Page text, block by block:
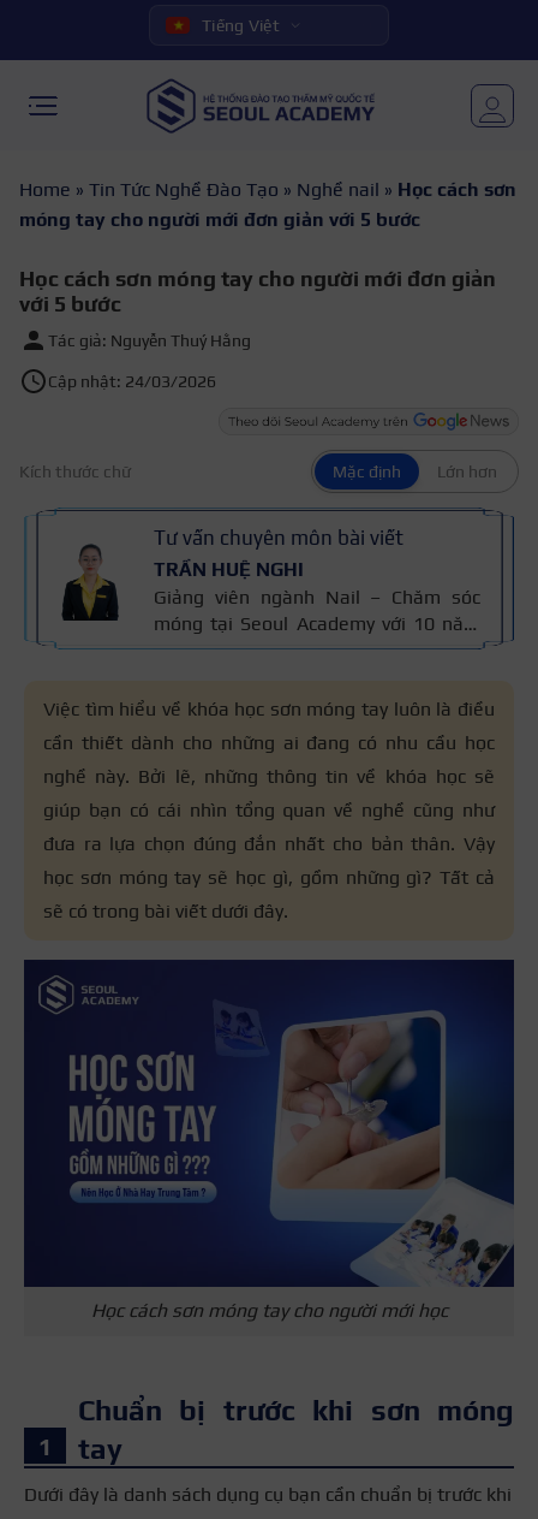
Tiếng Việt
Home » Tin Tức Nghề Đào Tạo » Nghề nail » Học cách sơn
móng tay cho người mới đơn giản với 5 bước
Học cách sơn móng tay cho người mới đơn giản
với 5 bước
Tác giả: Nguyễn Thuý Hằng
Cập nhật: 24/03/2026
Kích thước chữ Mặc định Lớn hơn
Tư vấn chuyên môn bài viết
TRẦN HUỆ NGHI
Giảng viên ngành Nail – Chăm sóc
móng tại Seoul Academy với 10 năm
kinh nghiệm trong nghề. Có chuyên
móng, sơn gel, đắp bột và vẽ móng
nghệ thuật. Kiến thức trong bài được
đối chiếu với quy trình chăm sóc móng
chuẩn nghề và 10 năm kinh nghiệm
giảng dạy của cô, giúp người đọc nắm
thông tin đáng tin cậy.
Việc tìm hiểu về khóa học sơn móng tay luôn là điều
cần thiết dành cho những ai đang có nhu cầu học
nghề này. Bởi lẽ, những thông tin về khóa học sẽ
giúp bạn có cái nhìn tổng quan về nghề cũng như
đưa ra lựa chọn đúng đắn nhất cho bản thân. Vậy
học sơn móng tay sẽ học gì, gồm những gì? Tất cả
sẽ có trong bài viết dưới đây.
Học cách sơn móng tay cho người mới học
Chuẩn bị trước khi sơn móng
tay
Dưới đây là danh sách dụng cụ bạn cần chuẩn bị trước khi